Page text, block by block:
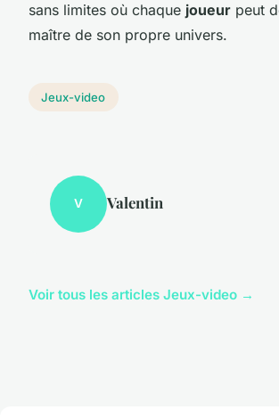
sans limites où chaque joueur peut
maître de son propre univers.
Jeux-video
V Valentin
Voir tous les articles Jeux-video →